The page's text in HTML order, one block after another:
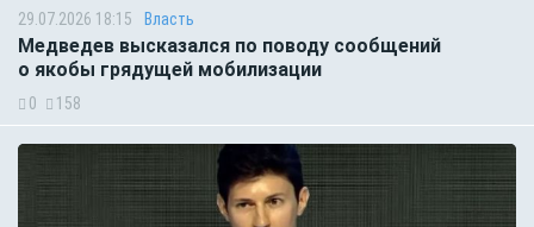
29.07.2026 18:15 Власть
Медведев высказался по поводу сообщений
о якобы грядущей мобилизации
0 158